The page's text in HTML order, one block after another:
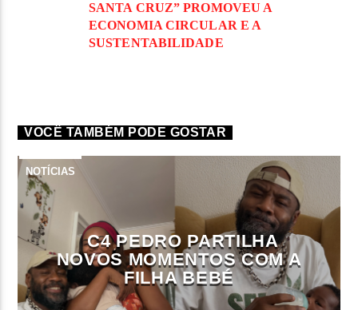
SANTA CRUZ” PROMOVEU A
ECONOMIA CIRCULAR E A
SUSTENTABILIDADE
VOCÊ TAMBÉM PODE GOSTAR
NOTÍCIAS
C4 PEDRO PARTILHA
NOVOS MOMENTOS COM A
FILHA BEBÉ